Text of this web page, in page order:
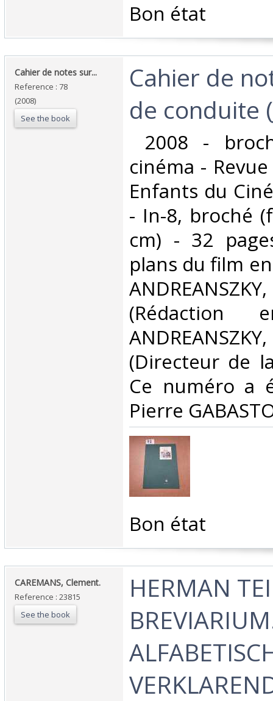
‎Bon état ‎
‎Cahier de notes sur... ‎
Reference : 78
(2008)
See the book
‎Cahier de
de conduite
2008 -
cinéma -
Enfants du
- In-8, broché
cm) - 32
plans du film
(Directeur de
Ce numéro a
Pierre
‎Bon état ‎
‎CAREMANS, Clement.‎
Reference : 23815
See the book
‎HERMAN